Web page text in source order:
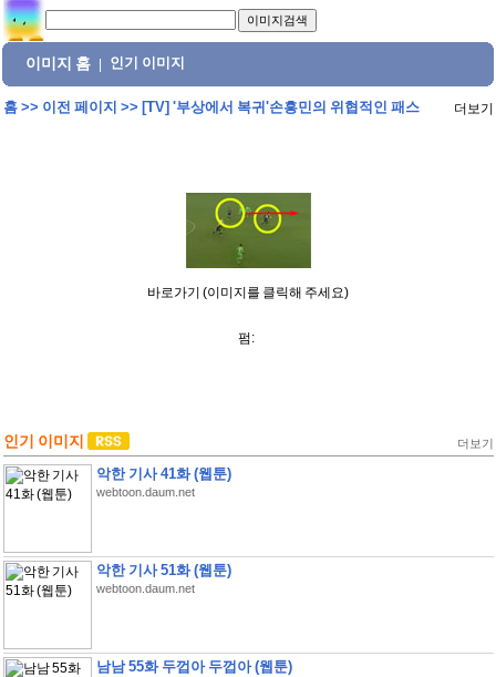
이미지 홈 인기 이미지
홈>> 이전 페이지 >> [TV] '부상에서 복귀'손흥민의 위협적인 패스 더보기
바로가기 (이미지를 클릭해 주세요)
펌:
인기 이미지 더보기
악한 기사 41화 (웹툰)
webtoon.daum.net
악한 기사 51화 (웹툰)
webtoon.daum.net
남남 55화 두껍아 두껍아 (웹툰)